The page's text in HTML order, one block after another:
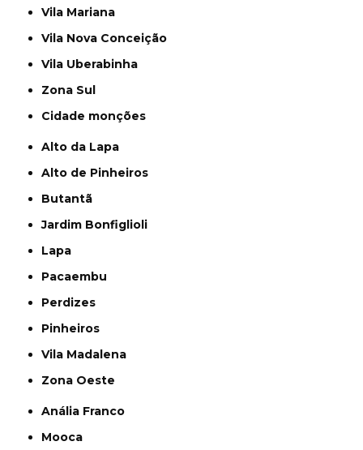
Vila Mariana
Vila Nova Conceição
Vila Uberabinha
Zona Sul
cidade monções
Alto da Lapa
Alto de Pinheiros
Butantã
Jardim Bonfiglioli
Lapa
Pacaembu
Perdizes
Pinheiros
Vila Madalena
Zona Oeste
Anália Franco
Mooca